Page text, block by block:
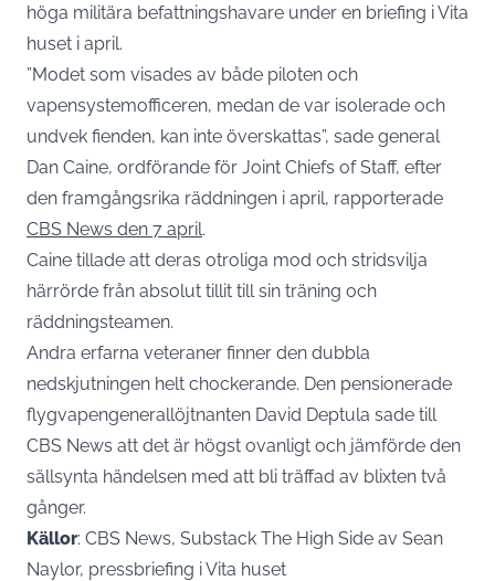
höga militära befattningshavare under en briefing i Vita
huset i april.
”Modet som visades av både piloten och
vapensystemofficeren, medan de var isolerade och
undvek fienden, kan inte överskattas”, sade general
Dan Caine, ordförande för Joint Chiefs of Staff, efter
den framgångsrika räddningen i april, rapporterade
CBS News den 7 april.
Caine tillade att deras otroliga mod och stridsvilja
härrörde från absolut tillit till sin träning och
räddningsteamen.
Andra erfarna veteraner finner den dubbla
nedskjutningen helt chockerande. Den pensionerade
flygvapengenerallöjtnanten David Deptula sade till
CBS News att det är högst ovanligt och jämförde den
sällsynta händelsen med att bli träffad av blixten två
gånger.
Källor: CBS News, Substack The High Side av Sean
Naylor, pressbriefing i Vita huset